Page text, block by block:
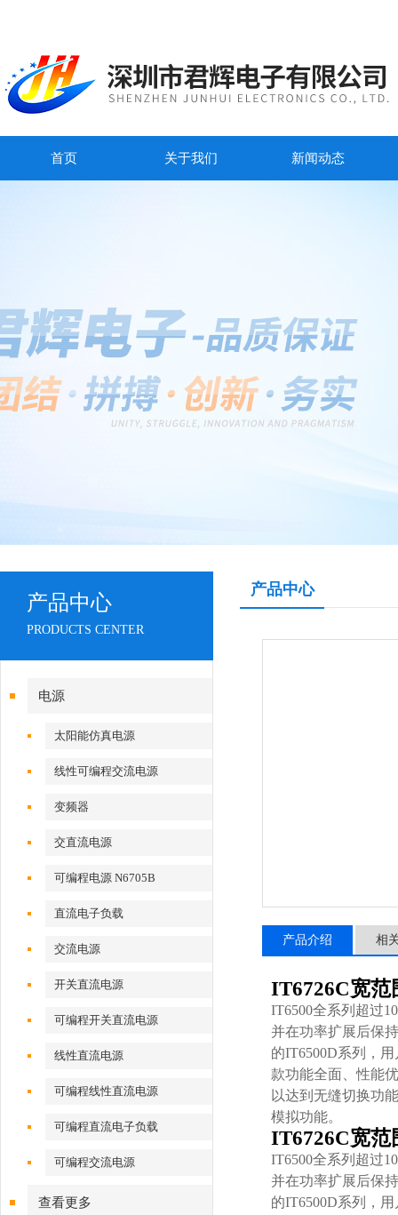
首页 关于我们 新闻动态
产品中心
PRODUCTS CENTER
电源
太阳能仿真电源
线性可编程交流电源
变频器
交直流电源
可编程电源 N6705B
直流电子负载
交流电源
开关直流电源
可编程开关直流电源
线性直流电源
可编程线性直流电源
可编程直流电子负载
可编程交流电源
查看更多
产品中心
产品介绍 相
IT6726C宽范
IT6500全系列超过
并在功率扩展后保
的IT6500D系列，
款功能全面、性能
以达到无缝切换功
模拟功能。
IT6726C宽范
IT6500全系列超过
并在功率扩展后保
的IT6500D系列，